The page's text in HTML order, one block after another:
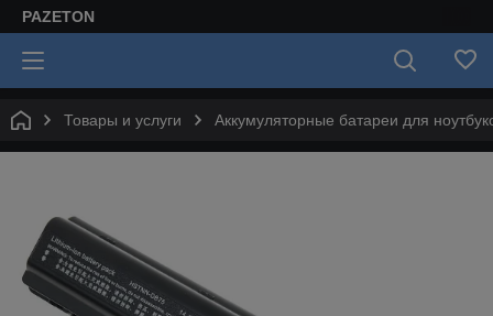
PAZETON
Товары и услуги Аккумуляторные батареи для